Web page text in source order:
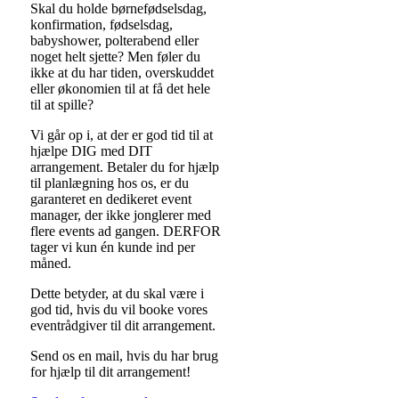
Skal du holde børnefødselsdag,
konfirmation, fødselsdag,
babyshower, polterabend eller
noget helt sjette? Men føler du
ikke at du har tiden, overskuddet
eller økonomien til at få det hele
til at spille?
Vi går op i, at der er god tid til at
hjælpe DIG med DIT
arrangement. Betaler du for hjælp
til planlægning hos os, er du
garanteret en dedikeret event
manager, der ikke jonglerer med
flere events ad gangen. DERFOR
tager vi kun én kunde ind per
måned.
Dette betyder, at du skal være i
god tid, hvis du vil booke vores
eventrådgiver til dit arrangement.
Send os en mail, hvis du har brug
for hjælp til dit arrangement!